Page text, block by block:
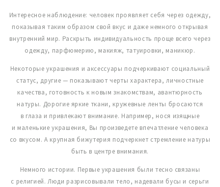
Интересное наблюдение: человек проявляет себя через одежду,
показывая таким образом свой вкус и даже немного открывая
внутренний мир. Раскрыть индивидуальность проще всего через
одежду, парфюмерию, макияж, татуировки, маникюр.
Некоторые украшения и аксессуары подчеркивают социальный
статус, другие — показывают черты характера, личностные
качества, готовность к новым знакомствам, авантюрность
натуры. Дорогие яркие ткани, кружевные ленты бросаются
в глаза и привлекают внимание. Например, нося изящные
и маленькие украшения, Вы произведете впечатление человека
со вкусом. А крупная бижутерия подчеркнет стремление натуры
быть в центре внимания.
Немного истории. Первые украшения были тесно связаны
с религией. Люди разрисовывали тело, надевали бусы и серьги